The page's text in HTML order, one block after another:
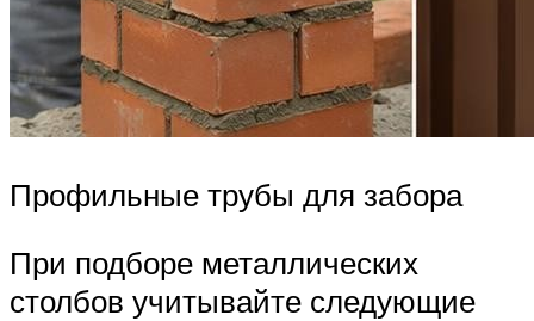
Профильные трубы для забора
При подборе металлических
столбов учитывайте следующие